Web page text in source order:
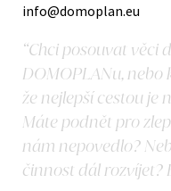
info@domoplan.eu
“Chci posouvat věci
DOMOPLANu, nebo
že nejlepší cestou je
Máte podnět pro
nám nepovedlo?
činnost dál rozvíjet?